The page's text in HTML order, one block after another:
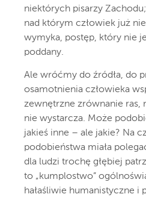
niektórych pisarzy
nad którym człowiek już
wymyka, postęp, który nie
poddany.
Ale wróćmy do źródła, do
osamotnienia człowieka
zewnętrzne zrównanie ras,
nie wystarcza. Może
jakieś inne – ale jakie? Na
podobieństwa miała
dla ludzi trochę głębiej
to „kumplostwo”
hałaśliwie humanistyczne i